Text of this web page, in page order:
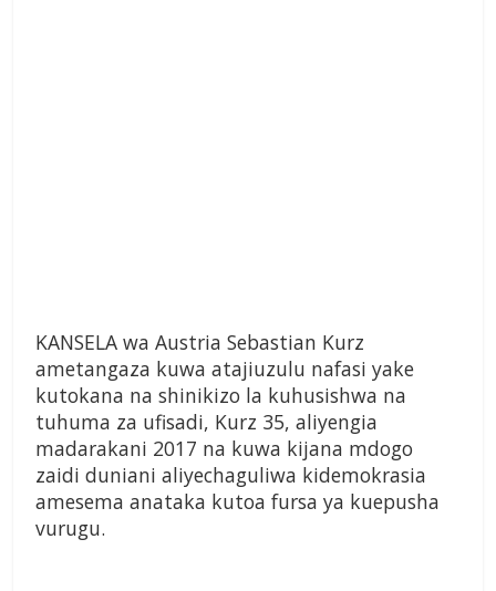
KANSELA wa Austria Sebastian Kurz
ametangaza kuwa atajiuzulu nafasi yake
kutokana na shinikizo la kuhusishwa na
tuhuma za ufisadi, Kurz 35, aliyengia
madarakani 2017 na kuwa kijana mdogo
zaidi duniani aliyechaguliwa kidemokrasia
amesema anataka kutoa fursa ya kuepusha
vurugu.